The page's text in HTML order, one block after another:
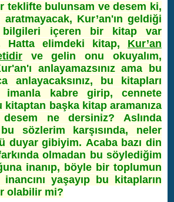
teklifte bulunsam ve desem ki,
aratmayacak, Kur’an'ın geldiği
bilgileri içeren bir kitap var
Hatta elimdeki kitap, Kur’an
ve gelin onu okuyalım,
anlayamazsınız ama bu
anlayacaksınız, bu kitapları
imanla kabre girip, cennete
başka kitap aramanıza
ne dersiniz? Aslında
sözlerim karşısında, neler
duyar gibiyim. Acaba bazı din
olmadan bu söylediğim
inanıp, böyle bir toplumun
inancını yaşayıp bu kitapların
olabilir mi?